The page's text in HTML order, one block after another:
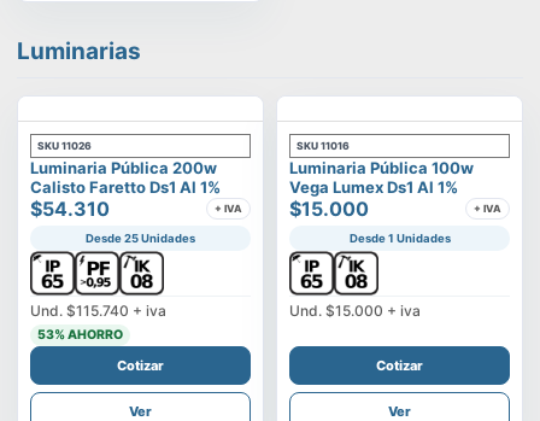
Luminarias
SKU 11026
Luminaria Pública 200w
Calisto Faretto Ds1 Al 1%
$54.310 + IVA
Desde 25 Unidades
Und. $115.740 + iva
53% AHORRO
Cotizar
Ver
SKU 11016
Luminaria Pública 100w
Vega Lumex Ds1 Al 1%
$15.000 + IVA
Desde 1 Unidades
Und. $15.000 + iva
Cotizar
Ver